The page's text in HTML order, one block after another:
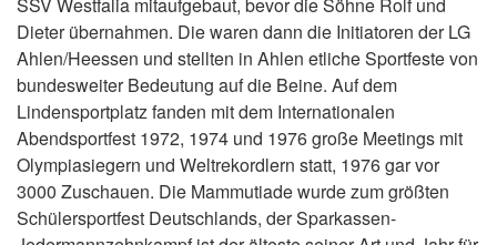
Dieter übernahmen. Die waren dann die Initiatoren der LG
Ahlen/Heessen und stellten in Ahlen etliche Sportfeste von
bundesweiter Bedeutung auf die Beine. Auf dem
Lindensportplatz fanden mit dem Internationalen
Abendsportfest 1972, 1974 und 1976 große Meetings mit
Olympiasiegern und Weltrekordlern statt, 1976 gar vor
3000 Zuschauen. Die Mammutiade wurde zum größten
Schülersportfest Deutschlands, der Sparkassen-